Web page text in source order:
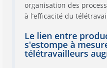
organisation des
à l’efficacité du
Le lien entre
s'estompe à
télétravailleurs